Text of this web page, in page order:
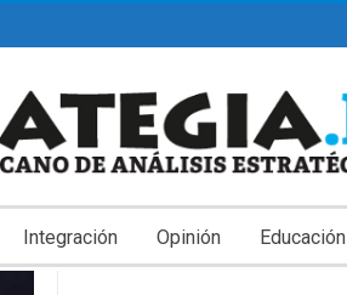
Integración Opinión Educación